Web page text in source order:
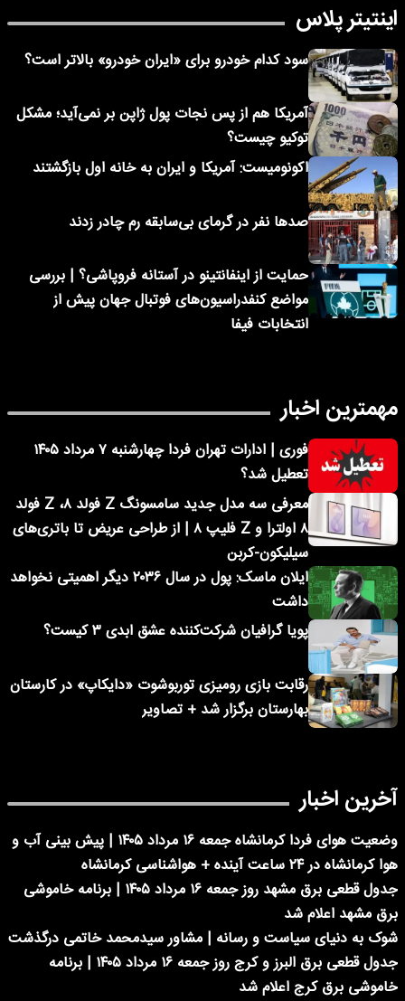
اینتیتر پلاس
سود کدام خودرو برای «ایران خودرو» بالاتر است؟
آمریکا هم از پس نجات پول ژاپن بر نمی‌آید؛ مشکل
توکیو چیست؟
اکونومیست: آمریکا و ایران به خانه اول بازگشتند
صدها نفر در گرمای بی‌سابقه رم چادر زدند
حمایت از اینفانتینو در آستانه فروپاشی؟ | بررسی
مواضع کنفدراسیون‌های فوتبال جهان پیش از
انتخابات فیفا
مهمترین اخبار
فوری | ادارات تهران فردا چهارشنبه ۷ مرداد ۱۴۰۵
تعطیل شد؟
معرفی سه مدل جدید سامسونگ Z فولد ۸، Z فولد
۸ اولترا و Z فلیپ ۸ | از طراحی عریض تا باتری‌های
سیلیکون-کربن
ایلان ماسک: پول در سال ۲۰۳۶ دیگر اهمیتی نخواهد
داشت
پویا گرافیان شرکت‌کننده عشق ابدی ۳ کیست؟
رقابت بازی رومیزی توربوشوت «دایکاپ» در کارستان
بهارستان برگزار شد + تصاویر
آخرین اخبار
وضعیت هوای فردا کرمانشاه جمعه ۱۶ مرداد ۱۴۰۵ | پیش بینی آب و
هوا کرمانشاه در ۲۴ ساعت آینده + هواشناسی کرمانشاه
جدول قطعی برق مشهد روز جمعه ۱۶ مرداد ۱۴۰۵ | برنامه خاموشی
برق مشهد اعلام شد
شوک به دنیای سیاست و رسانه | مشاور سیدمحمد خاتمی درگذشت
جدول قطعی برق البرز و کرج روز جمعه ۱۶ مرداد ۱۴۰۵ | برنامه
خاموشی برق کرج اعلام شد